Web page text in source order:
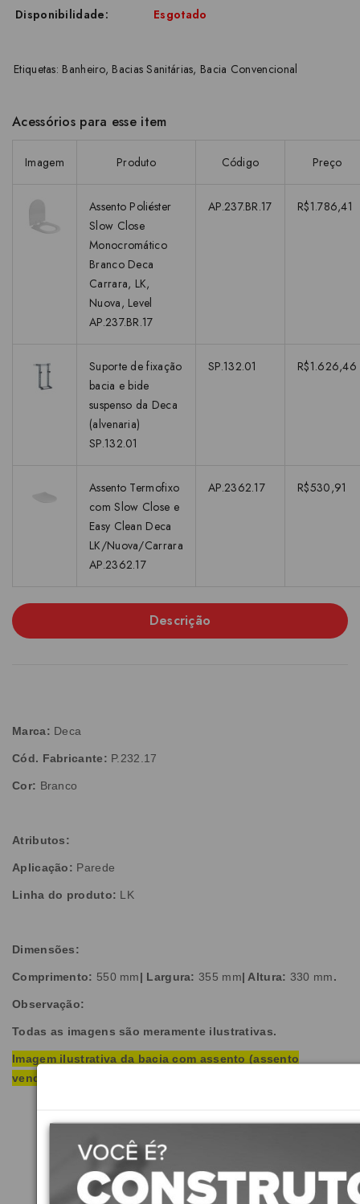
Disponibilidade:
Esgotado
Etiquetas: Banheiro, Bacias Sanitárias, Bacia Convencional
Acessórios para esse item
Imagem Produto Código Preço
Assento Poliéster
Slow Close
Monocromático
Branco Deca
Carrara, LK,
Nuova, Level
AP.237.BR.17
AP.237.BR.17 R$1.786,41
Suporte de fixação
bacia e bide
suspenso da Deca
(alvenaria)
SP.132.01
SP.132.01 R$1.626,46
Assento Termofixo
com Slow Close e
Easy Clean Deca
LK/Nuova/Carrara
AP.2362.17
AP.2362.17 R$530,91
Descrição
Marca: Deca
Cód. Fabricante: P.232.17
Cor: Branco
Atributos:
Aplicação: Parede
Linha do produto: LK
Dimensões:
Comprimento: 550 mm| Largura: 355 mm| Altura: 330 mm.
Observação:
Todas as imagens são meramente ilustrativas.
Imagem ilustrativa da bacia com assento (assento
vendido separado).
Produtos Relacionados